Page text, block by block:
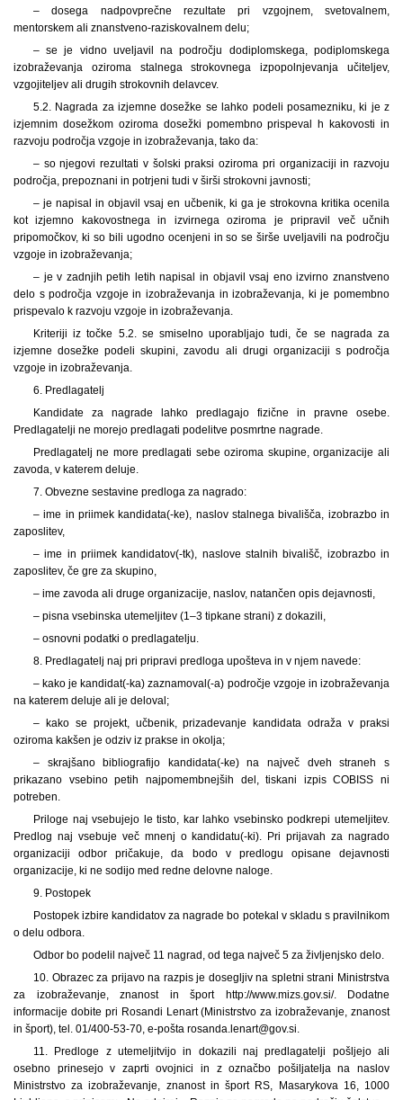
– dosega nadpovprečne rezultate pri vzgojnem, svetovalnem,
mentorskem ali znanstveno-raziskovalnem delu;
– se je vidno uveljavil na področju dodiplomskega, podiplomskega
izobraževanja oziroma stalnega strokovnega izpopolnjevanja učiteljev,
vzgojiteljev ali drugih strokovnih delavcev.
5.2. Nagrada za izjemne dosežke se lahko podeli posamezniku, ki je z
izjemnim dosežkom oziroma dosežki pomembno prispeval h kakovosti in
razvoju področja vzgoje in izobraževanja, tako da:
– so njegovi rezultati v šolski praksi oziroma pri organizaciji in razvoju
področja, prepoznani in potrjeni tudi v širši strokovni javnosti;
– je napisal in objavil vsaj en učbenik, ki ga je strokovna kritika ocenila
kot izjemno kakovostnega in izvirnega oziroma je pripravil več učnih
pripomočkov, ki so bili ugodno ocenjeni in so se širše uveljavili na področju
vzgoje in izobraževanja;
– je v zadnjih petih letih napisal in objavil vsaj eno izvirno znanstveno
delo s področja vzgoje in izobraževanja in izobraževanja, ki je pomembno
prispevalo k razvoju vzgoje in izobraževanja.
Kriteriji iz točke 5.2. se smiselno uporabljajo tudi, če se nagrada za
izjemne dosežke podeli skupini, zavodu ali drugi organizaciji s področja
vzgoje in izobraževanja.
6. Predlagatelj
Kandidate za nagrade lahko predlagajo fizične in pravne osebe.
Predlagatelji ne morejo predlagati podelitve posmrtne nagrade.
Predlagatelj ne more predlagati sebe oziroma skupine, organizacije ali
zavoda, v katerem deluje.
7. Obvezne sestavine predloga za nagrado:
– ime in priimek kandidata(-ke), naslov stalnega bivališča, izobrazbo in
zaposlitev,
– ime in priimek kandidatov(-tk), naslove stalnih bivališč, izobrazbo in
zaposlitev, če gre za skupino,
– ime zavoda ali druge organizacije, naslov, natančen opis dejavnosti,
– pisna vsebinska utemeljitev (1–3 tipkane strani) z dokazili,
– osnovni podatki o predlagatelju.
8. Predlagatelj naj pri pripravi predloga upošteva in v njem navede:
– kako je kandidat(-ka) zaznamoval(-a) področje vzgoje in izobraževanja
na katerem deluje ali je deloval;
– kako se projekt, učbenik, prizadevanje kandidata odraža v praksi
oziroma kakšen je odziv iz prakse in okolja;
– skrajšano bibliografijo kandidata(-ke) na največ dveh straneh s
prikazano vsebino petih najpomembnejših del, tiskani izpis COBISS ni
potreben.
Priloge naj vsebujejo le tisto, kar lahko vsebinsko podkrepi utemeljitev.
Predlog naj vsebuje več mnenj o kandidatu(-ki). Pri prijavah za nagrado
organizaciji odbor pričakuje, da bodo v predlogu opisane dejavnosti
organizacije, ki ne sodijo med redne delovne naloge.
9. Postopek
Postopek izbire kandidatov za nagrade bo potekal v skladu s pravilnikom
o delu odbora.
Odbor bo podelil največ 11 nagrad, od tega največ 5 za življenjsko delo.
10. Obrazec za prijavo na razpis je dosegljiv na spletni strani Ministrstva
za izobraževanje, znanost in šport http://www.mizs.gov.si/. Dodatne
informacije dobite pri Rosandi Lenart (Ministrstvo za izobraževanje, znanost
in šport), tel. 01/400-53-70, e-pošta rosanda.lenart@gov.si.
11. Predloge z utemeljitvijo in dokazili naj predlagatelji pošljejo ali
osebno prinesejo v zaprti ovojnici in z označbo pošiljatelja na naslov
Ministrstvo za izobraževanje, znanost in šport RS, Masarykova 16, 1000